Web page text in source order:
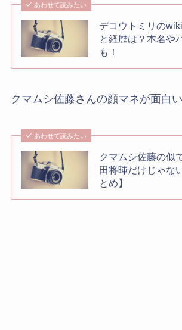
あわせて読みたい
デコウトミリの
と経歴は？本名や
も！
クマムシ佐藤さんの顔マネが面白
あわせて読みたい
クマムシ佐藤の似
田将暉だけじゃな
とめ】